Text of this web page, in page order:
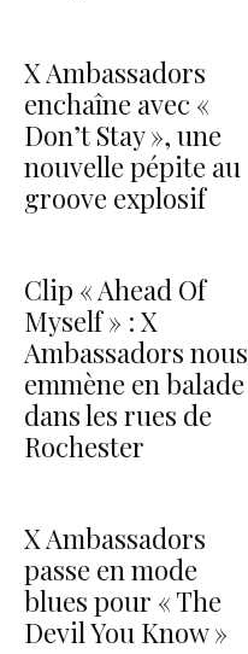
X Ambassadors
enchaîne avec «
Don’t Stay », une
nouvelle pépite au
groove explosif
Clip « Ahead Of
Myself » : X
Ambassadors nous
emmène en balade
dans les rues de
Rochester
X Ambassadors
passe en mode
blues pour « The
Devil You Know »